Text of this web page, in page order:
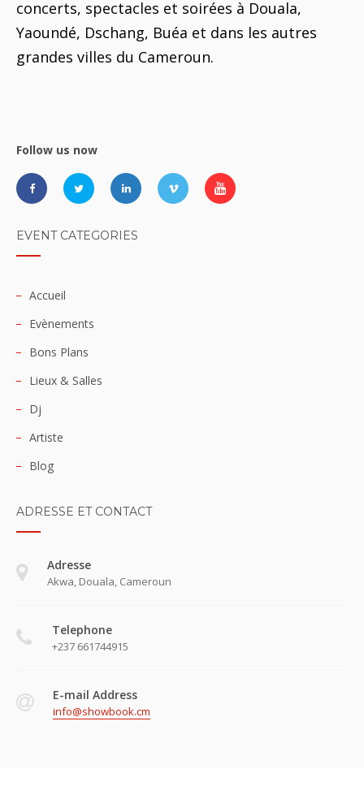
concerts, spectacles et soirées à Douala,
Yaoundé, Dschang, Buéa et dans les autres
grandes villes du Cameroun.
Follow us now
EVENT CATEGORIES
Accueil
Evènements
Bons Plans
Lieux & Salles
Dj
Artiste
Blog
ADRESSE ET CONTACT
Adresse
Akwa, Douala, Cameroun
Telephone
+237 661744915
E-mail Address
info@showbook.cm